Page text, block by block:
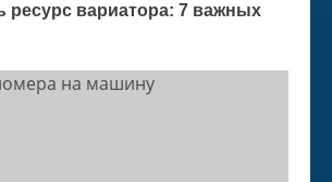
ресурс вариатора: 7 важных